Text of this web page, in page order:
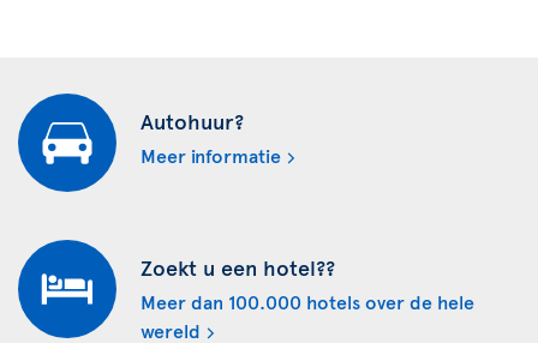
Autohuur?
Meer informatie
Zoekt u een hotel??
Meer dan 100.000 hotels over de hele
wereld